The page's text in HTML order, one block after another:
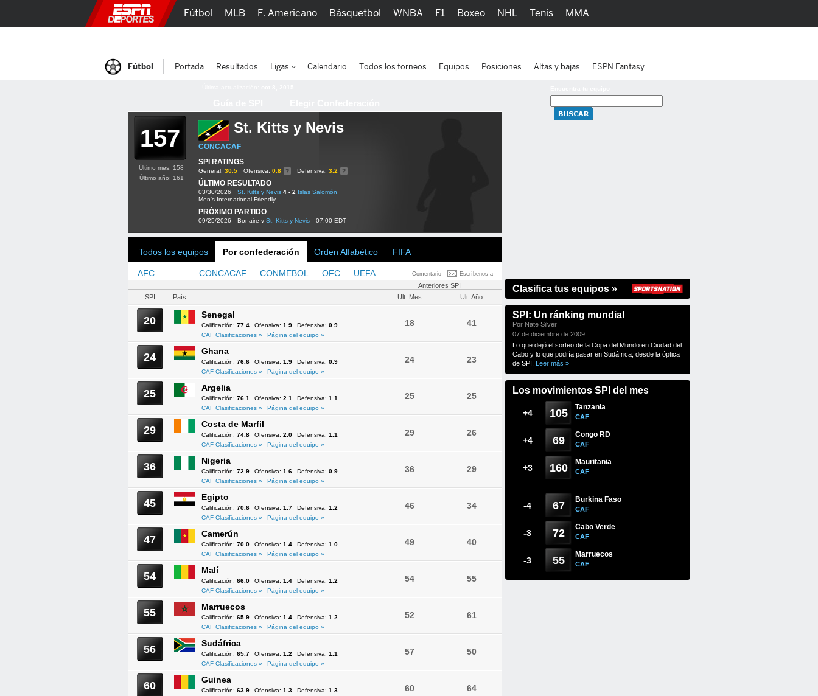
157 St. Kitts y Nevis
CONCACAF
SPI RATINGS
General: 30.5 Ofensiva: 0.8 Defensiva: 3.2
ÚLTIMO RESULTADO
03/30/2026 St. Kitts y Nevis 4 - 2 Islas Salomón
Men's International Friendly
PRÓXIMO PARTIDO
09/25/2026 Bonaire v St. Kitts y Nevis 07:00 EDT
Último mes: 158
Último año: 161
Todos los equipos Por confederación Orden Alfabético FIFA
Comentario Escríbenos a
AFC CONCACAF CONMEBOL OFC UEFA
Anteriores SPI
SPI
País Ult. Mes Ult. Año
20 Senegal
Calificación: 77.4 Ofensiva: 1.9 Defensiva: 0.9
CAF Clasificaciones »
Página del equipo »
18 41
24 Ghana
Calificación: 76.6 Ofensiva: 1.9 Defensiva: 0.9
CAF Clasificaciones »
Página del equipo »
24 23
25 Argelia
Calificación: 76.1 Ofensiva: 2.1 Defensiva: 1.1
CAF Clasificaciones »
Página del equipo »
25 25
29 Costa de Marfil
Calificación: 74.8 Ofensiva: 2.0 Defensiva: 1.1
CAF Clasificaciones »
Página del equipo »
29 26
36 Nigeria
Calificación: 72.9 Ofensiva: 1.6 Defensiva: 0.9
CAF Clasificaciones »
Página del equipo »
36 29
45 Egipto
Calificación: 70.6 Ofensiva: 1.7 Defensiva: 1.2
CAF Clasificaciones »
Página del equipo »
46 34
47 Camerún
Calificación: 70.0 Ofensiva: 1.4 Defensiva: 1.0
CAF Clasificaciones »
Página del equipo »
49 40
54 Malí
Calificación: 66.0 Ofensiva: 1.4 Defensiva: 1.2
CAF Clasificaciones »
Página del equipo »
54 55
55 Marruecos
Calificación: 65.9 Ofensiva: 1.4 Defensiva: 1.2
CAF Clasificaciones »
Página del equipo »
52 61
56 Sudáfrica
Calificación: 65.7 Ofensiva: 1.2 Defensiva: 1.1
CAF Clasificaciones »
Página del equipo »
57 50
60 Guinea
Calificación: 63.9 Ofensiva: 1.3 Defensiva: 1.3
60 64
Clasifica tus equipos »
SPI: Un ránking mundial
Por Nate Silver
07 de diciembre de 2009
Lo que dejó el sorteo de la Copa del Mundo en Ciudad del
Cabo y lo que podría pasar en Sudáfrica, desde la óptica
de SPI. Leer más »
Los movimientos SPI del mes
+4 105 Tanzania
CAF
+4 69 Congo RD
CAF
+3 160 Mauritania
CAF
-4 67 Burkina Faso
CAF
-3 72 Cabo Verde
CAF
-3 55 Marruecos
CAF
Fútbol MLB F. Americano Básquetbol WNBA F1 Boxeo NHL Tenis MMA
Fútbol Portada Resultados Ligas Calendario Todos los torneos Equipos Posiciones Altas y bajas ESPN Fantasy